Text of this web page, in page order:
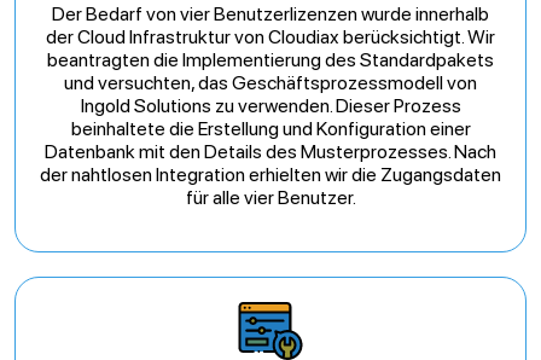
Der Bedarf von vier Benutzerlizenzen wurde innerhalb
der Cloud Infrastruktur von Cloudiax berücksichtigt. Wir
beantragten die Implementierung des Standardpakets
und versuchten, das Geschäftsprozessmodell von
Ingold Solutions zu verwenden. Dieser Prozess
beinhaltete die Erstellung und Konfiguration einer
Datenbank mit den Details des Musterprozesses. Nach
der nahtlosen Integration erhielten wir die Zugangsdaten
für alle vier Benutzer.